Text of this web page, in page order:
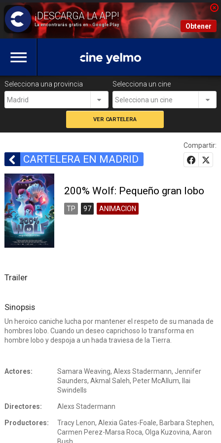
La encontrarás gratis en - Google Play Obtener
Selecciona una provincia
Madrid
Selecciona un cine
Selecciona un cine
CARTELERA EN MADRID
Compartir:
200% Wolf: Pequeño gran lobo
TP 97 ANIMACION
Trailer
Sinopsis
Un heroico caniche lucha por mantener el respeto de su manada de
hombres lobo. Cuando un deseo caprichoso lo transforma en
hombre lobo y despoja a un hada traviesa de la Tierra.
Actores:
Samara Weaving, Alexs Stadermann, Jennifer
Saunders, Akmal Saleh, Peter McAllum, Ilai
Swindells
Directores: Alexs Stadermann
Productores:
Tracy Lenon, Alexia Gates-Foale, Barbara Stephen,
Carmen Perez-Marsa Roca, Olga Kuzovina, Aaron